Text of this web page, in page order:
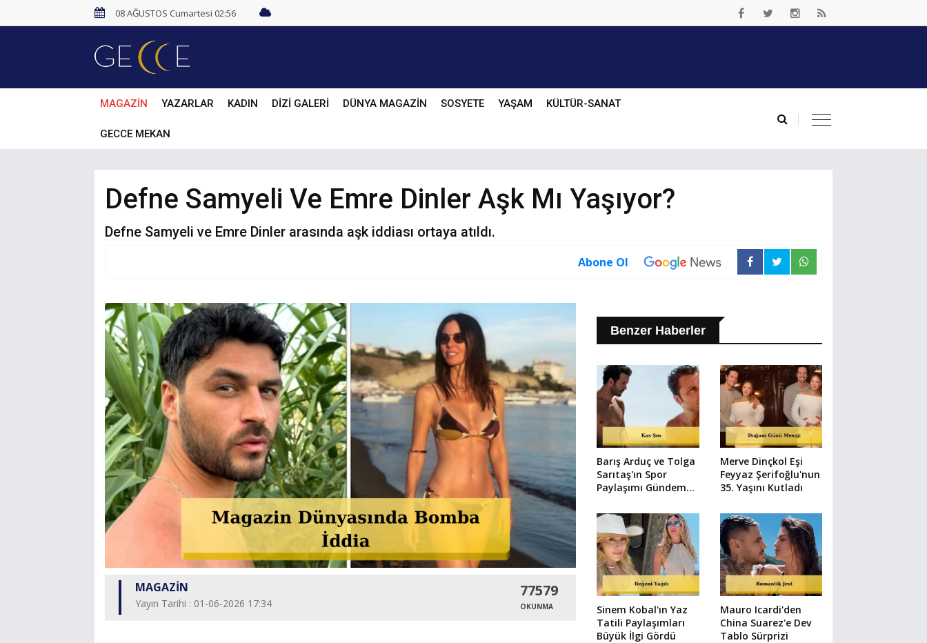
08 AĞUSTOS Cumartesi 02:56
MAGAZİN YAZARLAR KADIN DİZİ GALERİ DÜNYA MAGAZİN SOSYETE YAŞAM KÜLTÜR-SANAT
GECCE MEKAN
Defne Samyeli Ve Emre Dinler Aşk Mı Yaşıyor?
Defne Samyeli ve Emre Dinler arasında aşk iddiası ortaya atıldı.
Abone Ol
MAGAZİN
Yayın Tarihi : 01-06-2026 17:34
77579
OKUNMA
Benzer Haberler
Barış Arduç ve Tolga
Sarıtaş'ın Spor
Paylaşımı Gündem
Merve Dinçkol Eşi
Feyyaz Şerifoğlu'nun
35. Yaşını Kutladı
Sinem Kobal'ın Yaz
Tatili Paylaşımları
Büyük İlgi Gördü
Mauro Icardi'den
China Suarez'e Dev
Tablo Sürprizi